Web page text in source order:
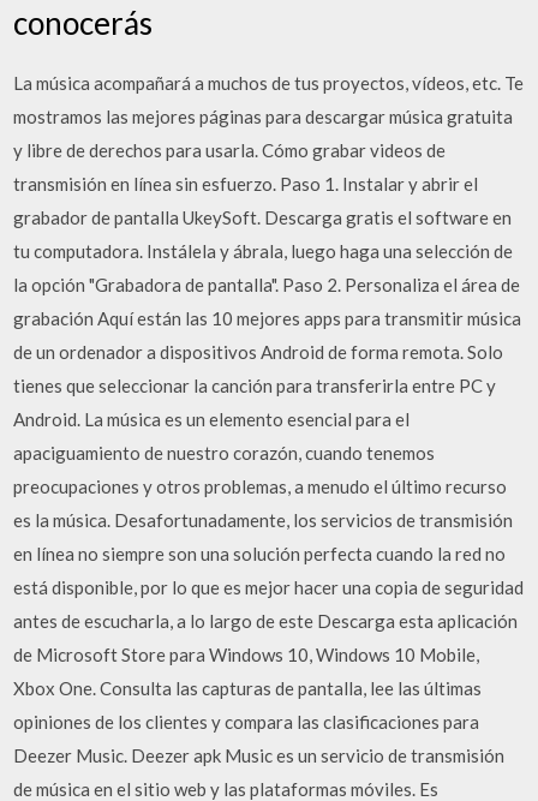
conocerás
La música acompañará a muchos de tus proyectos, vídeos, etc. Te
mostramos las mejores páginas para descargar música gratuita
y libre de derechos para usarla. Cómo grabar videos de
transmisión en línea sin esfuerzo. Paso 1. Instalar y abrir el
grabador de pantalla UkeySoft. Descarga gratis el software en
tu computadora. Instálela y ábrala, luego haga una selección de
la opción "Grabadora de pantalla". Paso 2. Personaliza el área de
grabación Aquí están las 10 mejores apps para transmitir música
de un ordenador a dispositivos Android de forma remota. Solo
tienes que seleccionar la canción para transferirla entre PC y
Android. La música es un elemento esencial para el
apaciguamiento de nuestro corazón, cuando tenemos
preocupaciones y otros problemas, a menudo el último recurso
es la música. Desafortunadamente, los servicios de transmisión
en línea no siempre son una solución perfecta cuando la red no
está disponible, por lo que es mejor hacer una copia de seguridad
antes de escucharla, a lo largo de este Descarga esta aplicación
de Microsoft Store para Windows 10, Windows 10 Mobile,
Xbox One. Consulta las capturas de pantalla, lee las últimas
opiniones de los clientes y compara las clasificaciones para
Deezer Music. Deezer apk Music es un servicio de transmisión
de música en el sitio web y las plataformas móviles. Es